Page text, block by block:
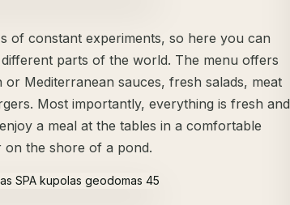
of constant experiments, so here you can
parts of the world. The menu offers
Mediterranean sauces, fresh salads, meat
Most importantly, everything is fresh and
a meal at the tables in a comfortable
the shore of a pond.